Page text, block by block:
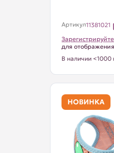
Артикул11381021
для
В наличии <1000
НОВИНКА